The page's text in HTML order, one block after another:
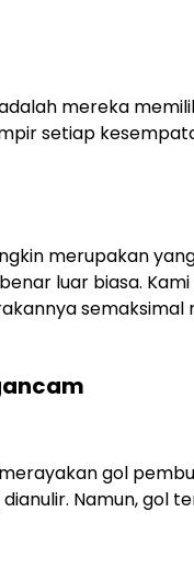
mereka
setiap
merupakan
luar biasa.
semaksimal
gol
Namun, gol